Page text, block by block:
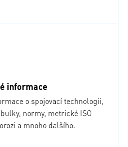
informace
o spojovací technologii,
normy, metrické ISO
a mnoho dalšího.